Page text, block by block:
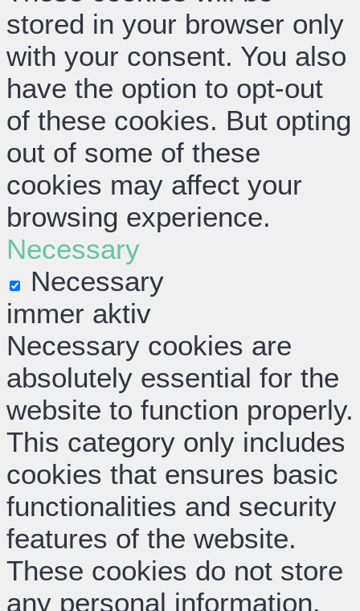
stored in your browser only
with your consent. You also
have the option to opt-out
of these cookies. But opting
out of some of these
cookies may affect your
browsing experience.
Necessary
Necessary
immer aktiv
Necessary cookies are
absolutely essential for the
website to function properly.
This category only includes
cookies that ensures basic
functionalities and security
features of the website.
These cookies do not store
any personal information.